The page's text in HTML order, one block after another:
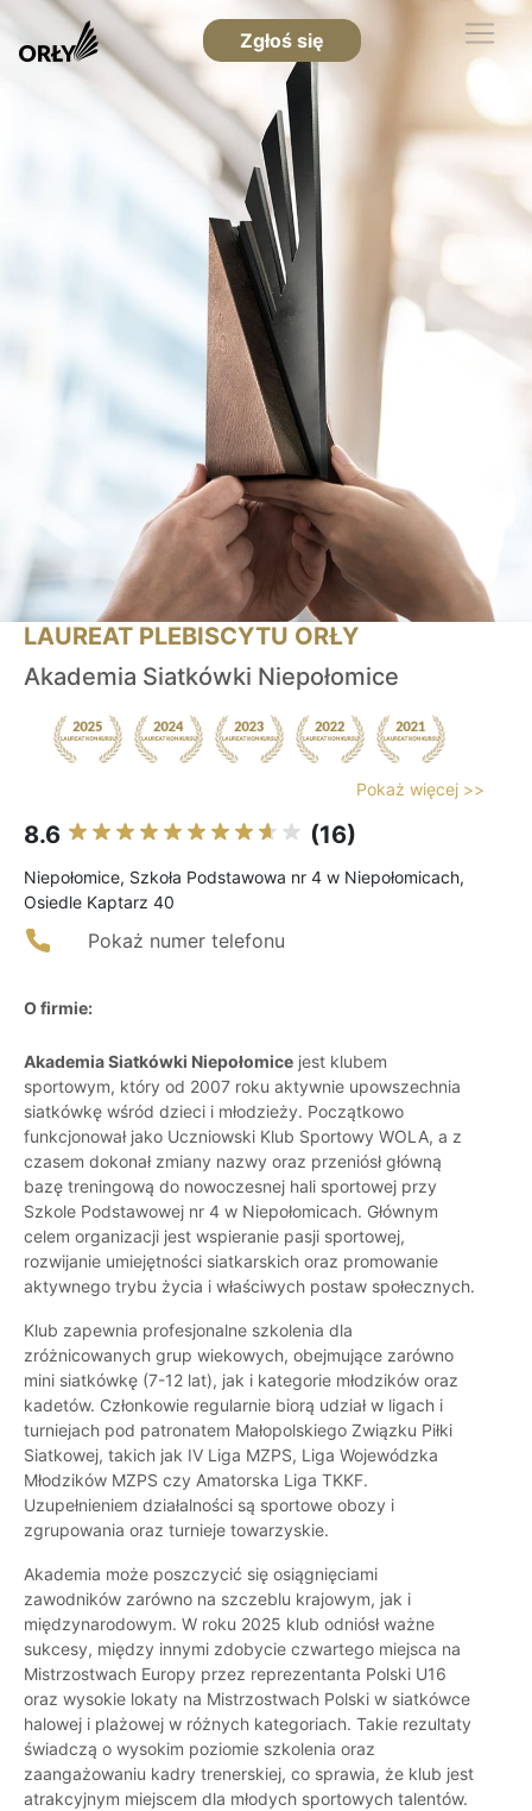
Zgłoś się
LAUREAT PLEBISCYTU ORŁY
Akademia Siatkówki Niepołomice
Pokaż więcej >>
8.6 (16)
Niepołomice, Szkoła Podstawowa nr 4 w Niepołomicach,
Osiedle Kaptarz 40
Pokaż numer telefonu
O firmie:
Akademia Siatkówki Niepołomice jest klubem
sportowym, który od 2007 roku aktywnie upowszechnia
siatkówkę wśród dzieci i młodzieży. Początkowo
funkcjonował jako Uczniowski Klub Sportowy WOLA, a z
czasem dokonał zmiany nazwy oraz przeniósł główną
bazę treningową do nowoczesnej hali sportowej przy
Szkole Podstawowej nr 4 w Niepołomicach. Głównym
celem organizacji jest wspieranie pasji sportowej,
rozwijanie umiejętności siatkarskich oraz promowanie
aktywnego trybu życia i właściwych postaw społecznych.
Klub zapewnia profesjonalne szkolenia dla
zróżnicowanych grup wiekowych, obejmujące zarówno
mini siatkówkę (7-12 lat), jak i kategorie młodzików oraz
kadetów. Członkowie regularnie biorą udział w ligach i
turniejach pod patronatem Małopolskiego Związku Piłki
Siatkowej, takich jak IV Liga MZPS, Liga Wojewódzka
Młodzików MZPS czy Amatorska Liga TKKF.
Uzupełnieniem działalności są sportowe obozy i
zgrupowania oraz turnieje towarzyskie.
Akademia może poszczycić się osiągnięciami
zawodników zarówno na szczeblu krajowym, jak i
międzynarodowym. W roku 2025 klub odniósł ważne
sukcesy, między innymi zdobycie czwartego miejsca na
Mistrzostwach Europy przez reprezentanta Polski U16
oraz wysokie lokaty na Mistrzostwach Polski w siatkówce
halowej i plażowej w różnych kategoriach. Takie rezultaty
świadczą o wysokim poziomie szkolenia oraz
zaangażowaniu kadry trenerskiej, co sprawia, że klub jest
atrakcyjnym miejscem dla młodych sportowych talentów.